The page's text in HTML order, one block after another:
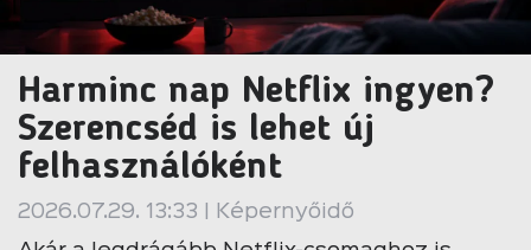
Harminc nap Netflix ingyen?
Szerencséd is lehet új
felhasználóként
2026.07.29. 13:33 | Képernyőidő